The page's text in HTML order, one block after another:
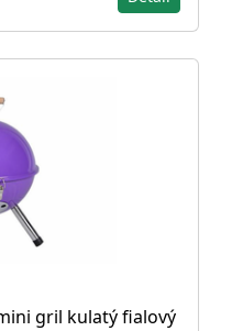
gril kulatý fialový